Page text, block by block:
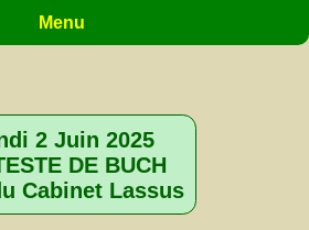
Menu
2 Juin 2025
DE BUCH
Cabinet Lassus